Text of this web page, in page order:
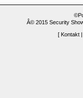
Â© 2015 Security
[ Kontakt